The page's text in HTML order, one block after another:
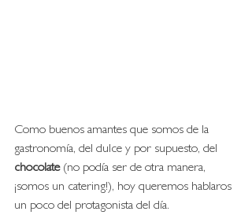
Como buenos amantes que somos de la
gastronomía, del dulce y por supuesto, del
chocolate (no podía ser de otra manera,
¡somos un catering!), hoy queremos hablaros
un poco del protagonista del día.